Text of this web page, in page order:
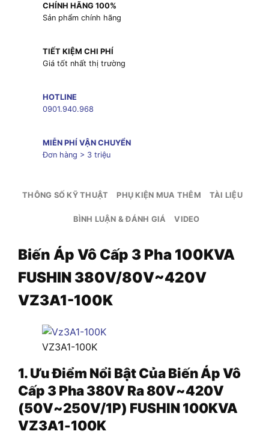
CHÍNH HÃNG 100%
Sản phẩm chính hãng
TIẾT KIỆM CHI PHÍ
Giá tốt nhất thị trường
HOTLINE
0901.940.968
MIỄN PHÍ VẬN CHUYỂN
Đơn hàng > 3 triệu
THÔNG SỐ KỸ THUẬT PHỤ KIỆN MUA THÊM TÀI LIỆU
BÌNH LUẬN & ĐÁNH GIÁ VIDEO
Biến Áp Vô Cấp 3 Pha 100KVA
FUSHIN 380V/80V~420V
VZ3A1-100K
VZ3A1-100K
1. Ưu Điểm Nổi Bật Của Biến Áp Vô
Cấp 3 Pha 380V Ra 80V~420V
(50V~250V/1P) FUSHIN 100KVA
VZ3A1-100K